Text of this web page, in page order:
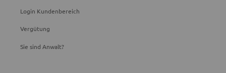
Login Kundenbereich
Vergütung
Sie sind Anwalt?